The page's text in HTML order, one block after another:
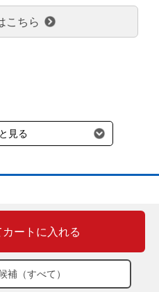
の場合は、大型商品送料のみご
こちら
見る
カートに入れる
補（すべて）